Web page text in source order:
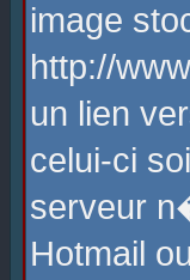
image
http://
un lien
celui-ci
serveur
Hotmail